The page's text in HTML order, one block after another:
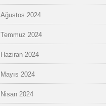
Ağustos 2024
Temmuz 2024
Haziran 2024
Mayıs 2024
Nisan 2024